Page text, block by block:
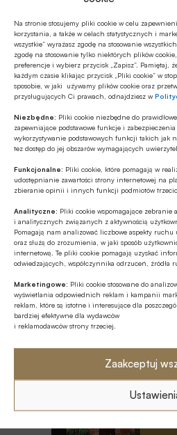
Na stronie stosujemy pliki cookie w celu
korzystania, a także w celach statystycznych i
wszystkie” wyrażasz zgodę na stosowanie
zgodę na stosowanie tylko niektórych plików
preferencje i wybierz przycisk „Zapisz”. Pamiętaj,
każdym czasie klikając przycisk „Pliki cookie” w
sposobie, w jaki używamy plików cookie oraz
przysługujących Ci prawach, odnajdziesz w
Niezbędne: Pliki cookie niezbędne do
zapewniające podstawowe funkcje i
wykorzystywanie podstawowych funkcji takich jak
tez dostęp do jej obszarów wymagających
Funkcjonalne: Pliki cookie, które pomagają w
udostępnianie zawartości strony internetowej na
zbieranie opinii i innych funkcji podmiotów
Analityczne: Pliki cookie wspomagające
i analitycznych związanych z aktywnością
Pomagają nam analizować liczbowe aspekty
oraz służą do zrozumienia, w jaki sposób
internetową. Te pliki cookie pomagają uzyskać
odwiedzających, współczynnika odrzuceń, źródła
Marketingowe: Pliki cookie stosowane do
wyświetlania odpowiednich reklam i kampanii
reklam, które są istotne i interesujące dla
bardziej efektywne dla wydawców
i reklamodawców strony trzeciej.
Zaakceptuj
Polecamy
MULTIMEDIA
Mikrofirmy
finansowania,
ESG
Zielone
segmentem
bankowego?
Z RYNKU
PKO BP o
ustawowych w
MULTIMEDIA
Na czym polega